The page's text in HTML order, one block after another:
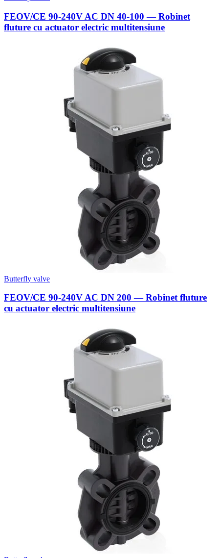
FEOV/CE 90-240V AC DN 40-100 — Robinet
fluture cu actuator electric multitensiune
Butterfly valve
FEOV/CE 90-240V AC DN 200 — Robinet fluture
cu actuator electric multitensiune